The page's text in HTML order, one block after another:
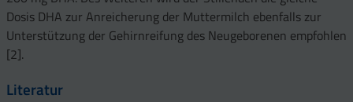
Dosis DHA zur Anreicherung der Muttermilch ebenfalls zur
Unterstützung der Gehirnreifung des Neugeborenen empfohlen
[2].
Literatur